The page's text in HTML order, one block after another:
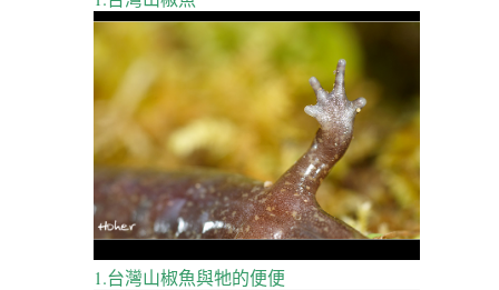
1.台灣山椒魚與牠的便便